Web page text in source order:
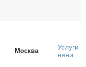
Москва
Услуги
няни